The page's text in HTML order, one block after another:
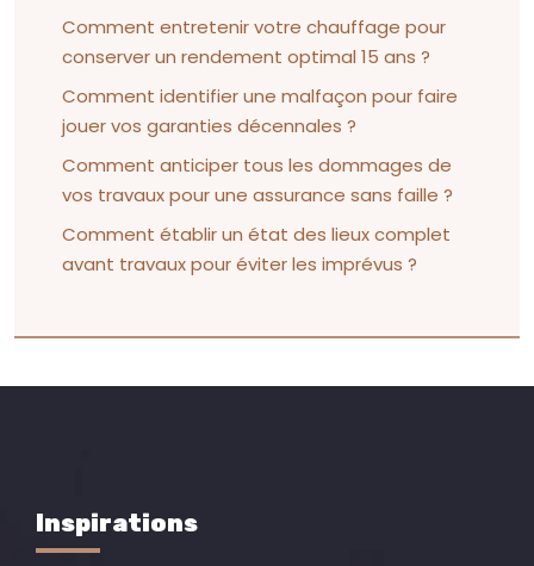
Comment entretenir votre chauffage pour
conserver un rendement optimal 15 ans ?
Comment identifier une malfaçon pour faire
jouer vos garanties décennales ?
Comment anticiper tous les dommages de
vos travaux pour une assurance sans faille ?
Comment établir un état des lieux complet
avant travaux pour éviter les imprévus ?
Inspirations